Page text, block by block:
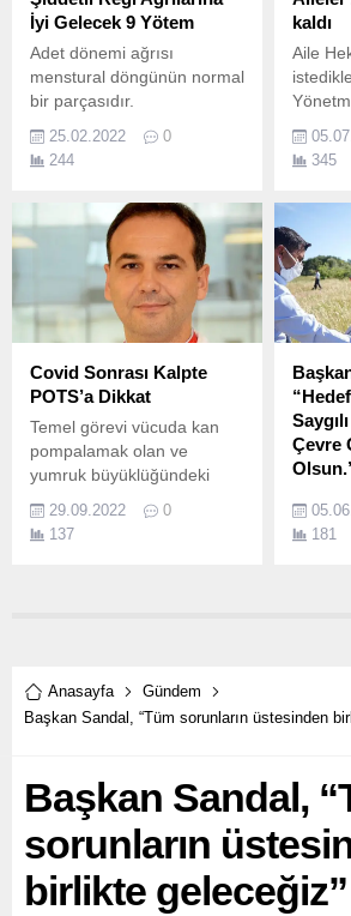
İyi Gelecek 9 Yötem
Adet dönemi ağrısı
menstural döngünün normal
bir parçasıdır.
25.02.2022
0
244
kaldı
Aile
Ödeme
yaptı.
345
Covid Sonrası Kalpte
POTS’a Dikkat
Temel görevi vücuda kan
pompalamak olan ve
yumruk büyüklüğündeki
sisteminin birinci organı
kalbin sağlığı tüm vücudun
29.09.2022
0
137
Çevre
Günü
saygılı
181
Anasayfa
Gündem
Başkan Sandal, “Tüm sorunların üstesinden
Başkan Sandal,
sorunların
birlikte geleceğiz”